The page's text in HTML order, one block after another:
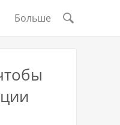
Больше